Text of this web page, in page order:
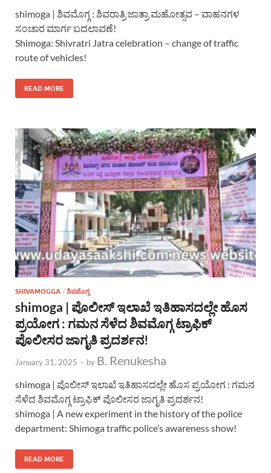
shimoga | ಶಿವಮೊಗ್ಗ : ಶಿವರಾತ್ರಿ ಜಾತ್ರಾ ಮಹೋತ್ಸವ – ವಾಹನಗಳ
ಸಂಚಾರ ಮಾರ್ಗ ಬದಲಾವಣೆ!
Shimoga: Shivratri Jatra celebration – change of traffic
route of vehicles!
READ MORE
SHIVAMOGGA / ಶಿವಮೊಗ್ಗ
shimoga | ಪೊಲೀಸ್ ಇಲಾಖೆ ಇತಿಹಾಸದಲ್ಲೇ ಹೊಸ
ಪ್ರಯೋಗ : ಗಮನ ಸೆಳೆದ ಶಿವಮೊಗ್ಗ ಟ್ರಾಫಿಕ್
ಪೊಲೀಸರ ಜಾಗೃತಿ ಪ್ರದರ್ಶನ!
January 31, 2025 - by B. Renukesha
shimoga | ಪೊಲೀಸ್ ಇಲಾಖೆ ಇತಿಹಾಸದಲ್ಲೇ ಹೊಸ ಪ್ರಯೋಗ : ಗಮನ
ಸೆಳೆದ ಶಿವಮೊಗ್ಗ ಟ್ರಾಫಿಕ್ ಪೊಲೀಸರ ಜಾಗೃತಿ ಪ್ರದರ್ಶನ!
shimoga | A new experiment in the history of the police
department: Shimoga traffic police’s awareness show!
READ MORE